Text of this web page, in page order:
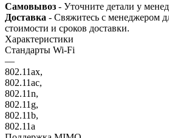
Самовывоз - Уточните детали у
Доставка - Свяжитесь с менеджером
стоимости и сроков доставки.
Характеристики
Стандарты Wi-Fi
—
802.11ax,
802.11ac,
802.11n,
802.11g,
802.11b,
802.11a